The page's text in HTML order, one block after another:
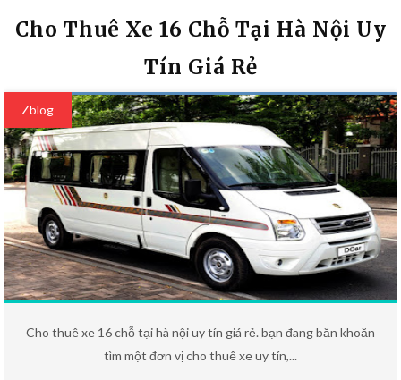
Cho Thuê Xe 16 Chỗ Tại Hà Nội Uy
Tín Giá Rẻ
Cho thuê xe 16 chỗ tại hà nội uy tín giá rẻ. bạn đang băn khoăn
tìm một đơn vị cho thuê xe uy tín,...
Zblog